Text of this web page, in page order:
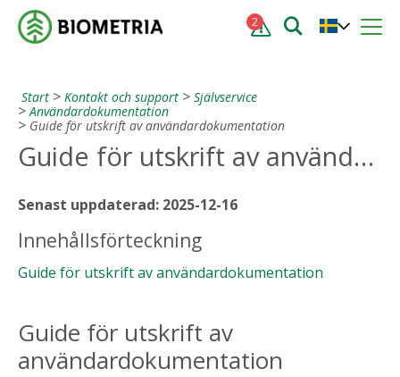
2
Start Kontakt och support
Självservice
Användardokumentation
Guide för utskrift av användardokumentation
Guide för utskrift av användardokumentation
Senast uppdaterad: 2025-12-16
Innehållsförteckning
Guide för utskrift av användardokumentation
Guide för utskrift av
användardokumentation